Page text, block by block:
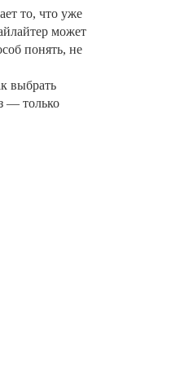
то, что уже
может
понять, не
выбрать
— только